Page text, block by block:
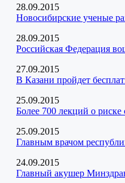
28.09.2015
Новосибирские ученые
28.09.2015
Российская Федерация
27.09.2015
В Казани пройдет
25.09.2015
Более 700 лекций о
25.09.2015
Главным врачом
24.09.2015
Главный акушер